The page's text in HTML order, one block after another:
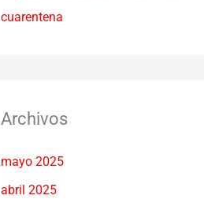
cuarentena
Archivos
mayo 2025
abril 2025